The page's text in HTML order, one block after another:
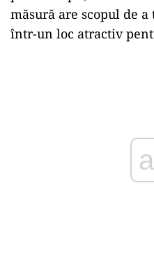
măsură are scopul de
într-un loc atractiv